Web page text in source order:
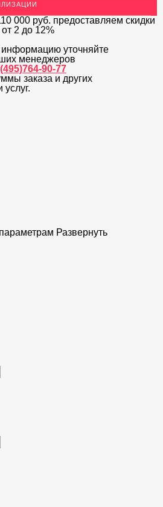
НАПОЛЬНЫЕ (ДЛЯ ПОЛА),
000 руб. предоставляем скидки
от 2 до 12%
уточняйте
менеджеров
90-77
заказа и других
Развернуть